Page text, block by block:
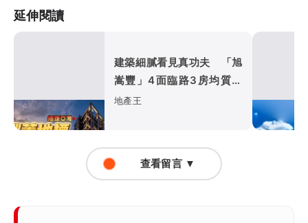
延伸閱讀
建築細膩看見真功夫 「旭
嵩豐」4面臨路3房均質打
造亞灣耐震地標
地產王
查看留言 ▼